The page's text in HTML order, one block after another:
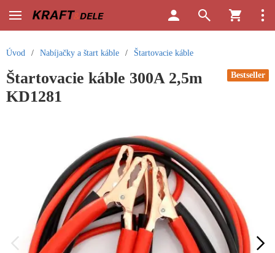
Úvod / Nabíjačky a štart káble / Štartovacie káble
Bestseller
Štartovacie káble 300A 2,5m
KD1281